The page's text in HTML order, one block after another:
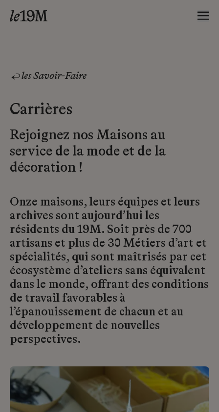
les Savoir-Faire
Carrières
Rejoignez nos Maisons au
service de la mode et de la
décoration !
Onze maisons, leurs équipes et leurs
archives sont aujourd’hui les
résidents du 19M. Soit près de 700
artisans et plus de 30 Métiers d’art et
spécialités, qui sont maîtrisés par cet
écosystème d’ateliers sans équivalent
dans le monde, offrant des conditions
de travail favorables à
l’épanouissement de chacun et au
développement de nouvelles
perspectives.